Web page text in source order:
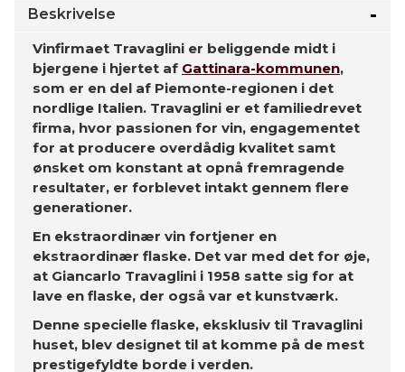
Beskrivelse
Vinfirmaet Travaglini er beliggende midt i
bjergene i hjertet af Gattinara-kommunen,
som er en del af Piemonte-regionen i det
nordlige Italien. Travaglini er et familiedrevet
firma, hvor passionen for vin, engagementet
for at producere overdådig kvalitet samt
ønsket om konstant at opnå fremragende
resultater, er forblevet intakt gennem flere
generationer.
En ekstraordinær vin fortjener en
ekstraordinær flaske. Det var med det for øje,
at Giancarlo Travaglini i 1958 satte sig for at
lave en flaske, der også var et kunstværk.
Denne specielle flaske, eksklusiv til Travaglini
huset, blev designet til at komme på de mest
prestigefyldte borde i verden.